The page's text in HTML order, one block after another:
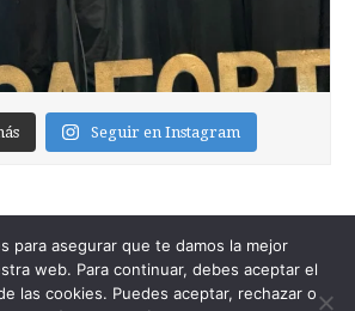
Seguir en Instagram
para asegurar que te damos la mejor
web. Para continuar, debes aceptar el
las cookies. Puedes aceptar, rechazar o